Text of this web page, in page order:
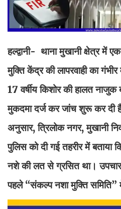
हल्द्वानी- थाना मुखानी क्षेत्र
मुक्ति केंद्र की लापरवाही का
17 वर्षीय किशोर की हालत
मुकदमा दर्ज कर जांच शुरू कर दी
अनुसार, त्रिलोक नगर, मुखानी
पुलिस को दी गई तहरीर में बताया
नशे की लत से ग्रसित था।
पहले “संकल्प नशा मुक्ति समिति”